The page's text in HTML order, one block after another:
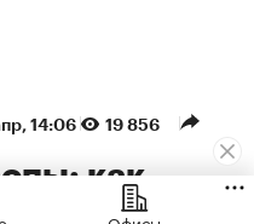
14:06 19 856
как